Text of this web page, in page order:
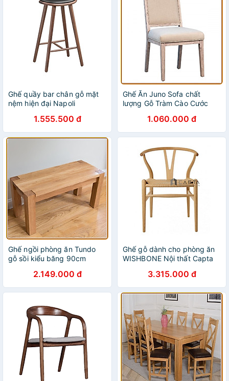
Ghế quầy bar chân gỗ mặt
nệm hiện đại Napoli
1.555.500 đ
Ghế Ăn Juno Sofa chất
lượng Gỗ Tràm Cào Cước
1.060.000 đ
Ghế ngồi phòng ăn Tundo
gỗ sồi kiểu băng 90cm
2.149.000 đ
Ghế gỗ dành cho phòng ăn
WISHBONE Nội thất Capta
mây đan3.315.000 đ